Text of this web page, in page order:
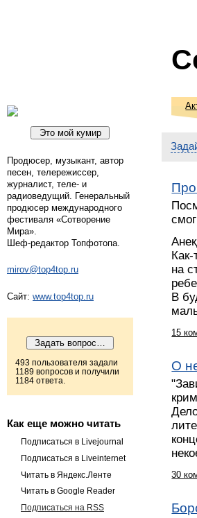
Продюсер, музыкант, автор
песен, телережиссер,
журналист, теле- и
радиоведущий. Генеральный
продюсер международного
фестиваля «Сотворение
Мира».
Шеф-редактор Топфотопа.
mirov@top4top.ru
Сайт: www.top4top.ru
493 пользователя задали
1189 вопросов и получили
1184 ответа.
Как еще можно читать
Подписаться в Livejournal
Подписаться в Liveinternet
Читать в Яндекс.Ленте
Читать в Google Reader
Подписаться на RSS
на
В
15
О
30